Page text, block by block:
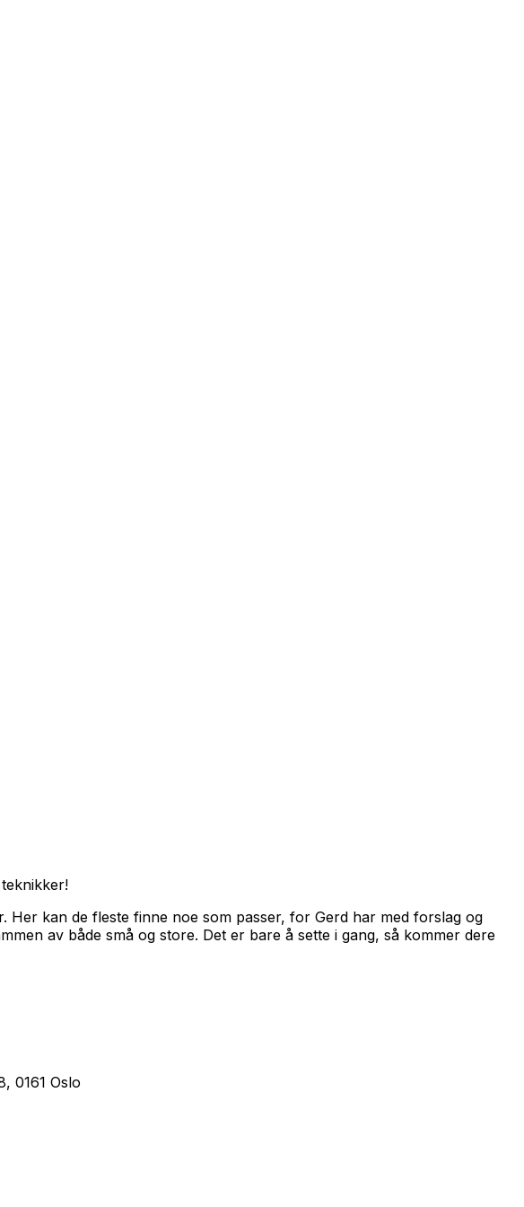
Her kan de fleste finne noe som passer, for Gerd har med forslag og
av både små og store. Det er bare å sette i gang, så kommer dere
0161 Oslo